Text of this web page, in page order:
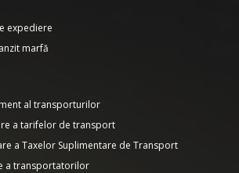
expediere
marfă
al transporturilor
a tarifelor de transport
a Taxelor Suplimentare de Transport
a transportatorilor